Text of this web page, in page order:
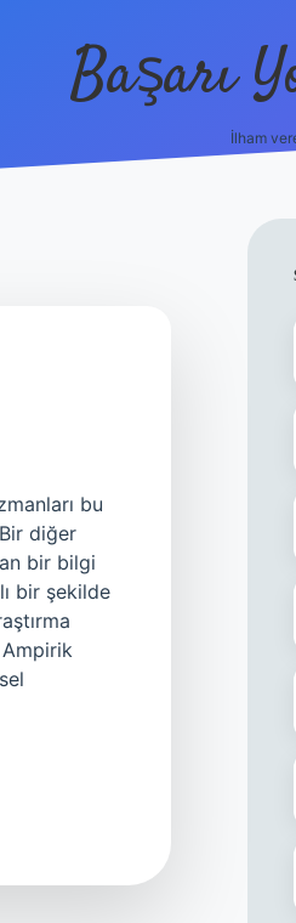
Başarı
İlham
bu
diğer
bir bilgi
bir şekilde